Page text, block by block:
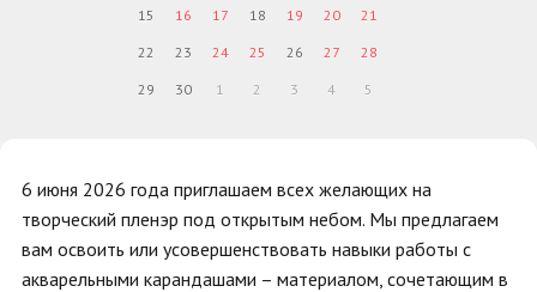
6 июня 2026 года приглашаем всех желающих на
творческий пленэр под открытым небом. Мы предлагаем
вам освоить или усовершенствовать навыки работы с
акварельными карандашами – материалом, сочетающим в
15 16 17 18 19 20 21
22 23 24 25 26 27 28
29 30 1 2 3 4 5